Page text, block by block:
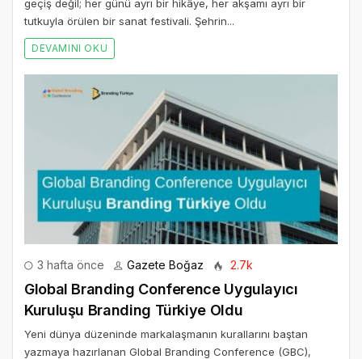
geçiş değil; her günü ayrı bir hikâye, her akşamı ayrı bir
tutkuyla örülen bir sanat festivali. Şehrin...
DEVAMINI OKU
3 hafta önce Gazete Boğaz 2.7k
Global Branding Conference Uygulayıcı
Kuruluşu Branding Türkiye Oldu
Yeni dünya düzeninde markalaşmanın kurallarını baştan
yazmaya hazırlanan Global Branding Conference (GBC),